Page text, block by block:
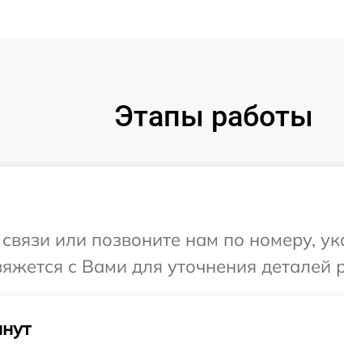
Этапы работы
или позвоните нам по номеру,
с Вами для уточнения деталей